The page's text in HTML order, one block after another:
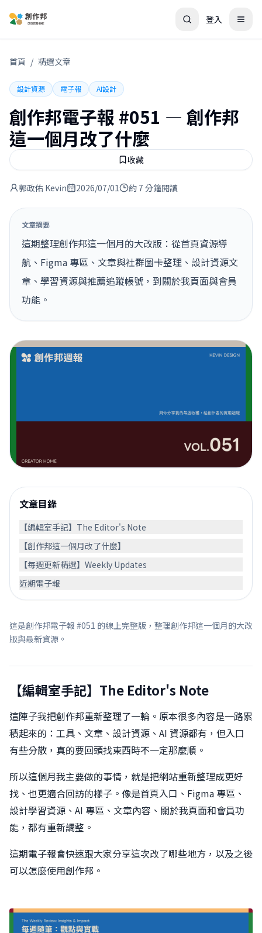
登入
首頁 / 精選文章
設計資源 電子報 AI設計
創作邦電子報 #051 — 創作邦
這一個月改了什麼
收藏
郭政佑 Kevin 2026/07/01 約 7 分鐘閱讀
文章摘要
這期整理創作邦這一個月的大改版：從首頁資源導
航、Figma 專區、文章與社群圖卡整理、設計資源文
章、學習資源與推薦追蹤帳號，到關於我頁面與會員
功能。
文章目錄
【編輯室手記】The Editor's Note
【創作邦這一個月改了什麼】
【每週更新精選】Weekly Updates
近期電子報
這是創作邦電子報 #051 的線上完整版，整理創作邦這一個月的大改
版與最新資源。
【編輯室手記】The Editor's Note
這陣子我把創作邦重新整理了一輪。原本很多內容是一路累
積起來的：工具、文章、設計資源、AI 資源都有，但入口
有些分散，真的要回頭找東西時不一定那麼順。
所以這個月我主要做的事情，就是把網站重新整理成更好
找、也更適合回訪的樣子。像是首頁入口、Figma 專區、
設計學習資源、AI 專區、文章內容、關於我頁面和會員功
能，都有重新調整。
這期電子報會快速跟大家分享這次改了哪些地方，以及之後
可以怎麼使用創作邦。